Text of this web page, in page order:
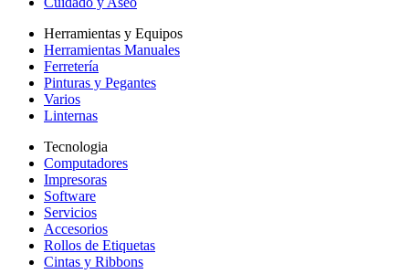
Herramientas y Equipos
Herramientas Manuales
Ferretería
Pinturas y Pegantes
Varios
Linternas
Tecnologia
Computadores
Impresoras
Software
Servicios
Accesorios
Rollos de Etiquetas
Cintas y Ribbons